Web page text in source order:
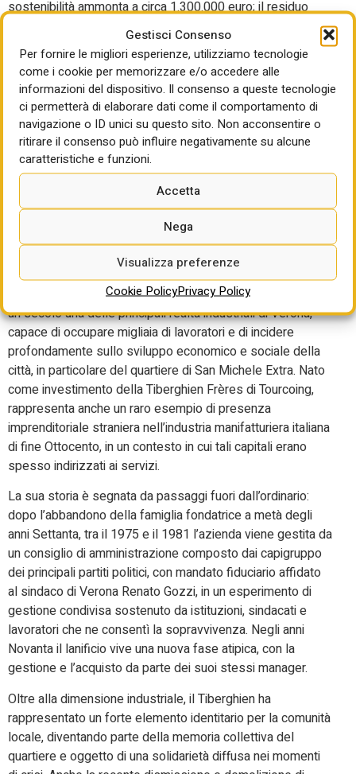
Gestisci Consenso
Per fornire le migliori esperienze, utilizziamo tecnologie
come i cookie per memorizzare e/o accedere alle
informazioni del dispositivo. Il consenso a queste tecnologie
ci permetterà di elaborare dati come il comportamento di
navigazione o ID unici su questo sito. Non acconsentire o
ritirare il consenso può influire negativamente su alcune
caratteristiche e funzioni.
Accetta
Nega
Visualizza preferenze
Cookie PolicyPrivacy Policy
sostenibilità ammonta a circa 1.300.000 euro; il residuo
sarà conguagliato in denaro. I soggetti attuatori sono
inoltre tenuti al pagamento di un onere aggiuntivo di circa
203.000 euro, corrispondente all’1% del valore catastale
dell’area, a seguito della proroga della scheda norma
disposta dal Consiglio Comunale con delibera n. 61 del
novembre 2025.
Tutti interventi questi, pensati per restituire centralità alla
dimensione collettiva, trasformando un’area produttiva
dismessa in un luogo di incontro e socialità.
Tra storia industriale e
rigenerazione urbana
Il Lanificio Veronese Fratelli Tiberghien è stato per quasi
un secolo una delle principali realtà industriali di Verona,
capace di occupare migliaia di lavoratori e di incidere
profondamente sullo sviluppo economico e sociale della
città, in particolare del quartiere di San Michele Extra. Nato
come investimento della Tiberghien Frères di Tourcoing,
rappresenta anche un raro esempio di presenza
imprenditoriale straniera nell’industria manifatturiera italiana
di fine Ottocento, in un contesto in cui tali capitali erano
spesso indirizzati ai servizi.
La sua storia è segnata da passaggi fuori dall’ordinario:
dopo l’abbandono della famiglia fondatrice a metà degli
anni Settanta, tra il 1975 e il 1981 l’azienda viene gestita da
un consiglio di amministrazione composto dai capigruppo
dei principali partiti politici, con mandato fiduciario affidato
al sindaco di Verona Renato Gozzi, in un esperimento di
gestione condivisa sostenuto da istituzioni, sindacati e
lavoratori che ne consentì la sopravvivenza. Negli anni
Novanta il lanificio vive una nuova fase atipica, con la
gestione e l’acquisto da parte dei suoi stessi manager.
Oltre alla dimensione industriale, il Tiberghien ha
rappresentato un forte elemento identitario per la comunità
locale, diventando parte della memoria collettiva del
quartiere e oggetto di una solidarietà diffusa nei momenti